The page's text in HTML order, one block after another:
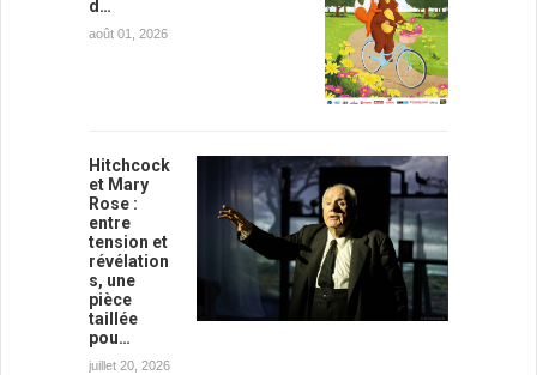
d…
août 01, 2026
Hitchcock
et Mary
Rose :
entre
tension et
révélation
s, une
pièce
taillée
pou…
juillet 20, 2026